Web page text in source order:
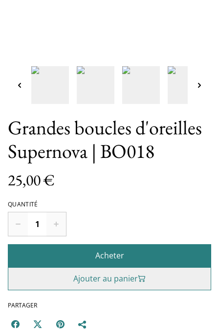
Grandes boucles d'oreilles
Supernova | BO018
25,00 €
QUANTITÉ
Acheter
Ajouter au panier
PARTAGER